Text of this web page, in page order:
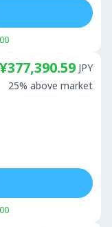
¥377,390.59 JPY
25% above market